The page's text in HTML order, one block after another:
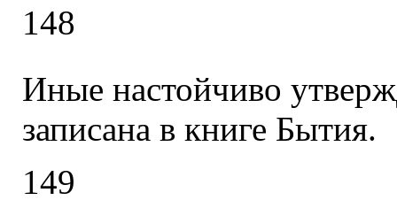
148
Иные настойчиво
записана в книге Бытия.
149